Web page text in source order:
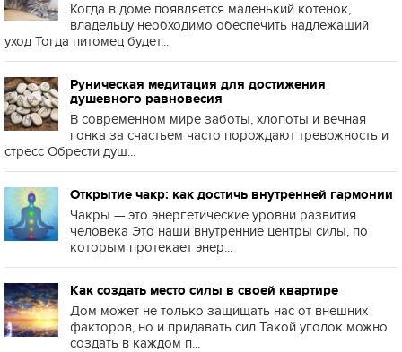
Когда в доме появляется маленький котенок,
владельцу необходимо обеспечить надлежащий
уход Тогда питомец будет...
Руническая медитация для достижения
душевного равновесия
В современном мире заботы, хлопоты и вечная
гонка за счастьем часто порождают тревожность и
стресс Обрести душ...
Открытие чакр: как достичь внутренней гармонии
Чакры — это энергетические уровни развития
человека Это наши внутренние центры силы, по
которым протекает энер...
Как создать место силы в своей квартире
Дом может не только защищать нас от внешних
факторов, но и придавать сил Такой уголок можно
создать в каждом п...